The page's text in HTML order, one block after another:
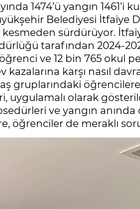
1474’ü yangın
Belediyesi İtfaiye
kesmeden sürdürüyor.
tarafından 2024-
ve 12 bin 765 okul
kazalarına karşı nasıl
gruplarındaki
uygulamalı olarak
ve yangın
öğrenciler de meraklı